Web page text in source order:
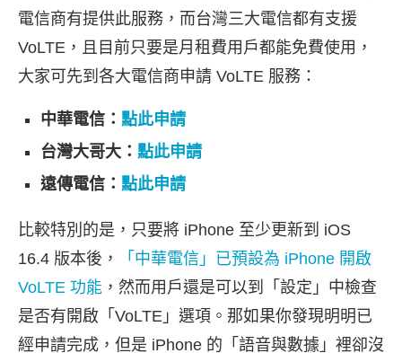
電信商有提供此服務，而台灣三大電信都有支援
VoLTE，且目前只要是月租費用戶都能免費使用，
大家可先到各大電信商申請 VoLTE 服務：
中華電信： 點此申請
台灣大哥大： 點此申請
遠傳電信： 點此申請
比較特別的是，只要將 iPhone 至少更新到 iOS
16.4 版本後，
「中華電信」已預設為 iPhone 開啟
VoLTE 功能 ，然而用戶還是可以到「設定」中檢查
是否有開啟「VoLTE」選項。那如果你發現明明已
經申請完成，但是 iPhone 的「語音與數據」裡卻沒